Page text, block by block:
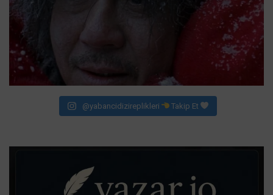
@yabancidizireplikleri Takip Et